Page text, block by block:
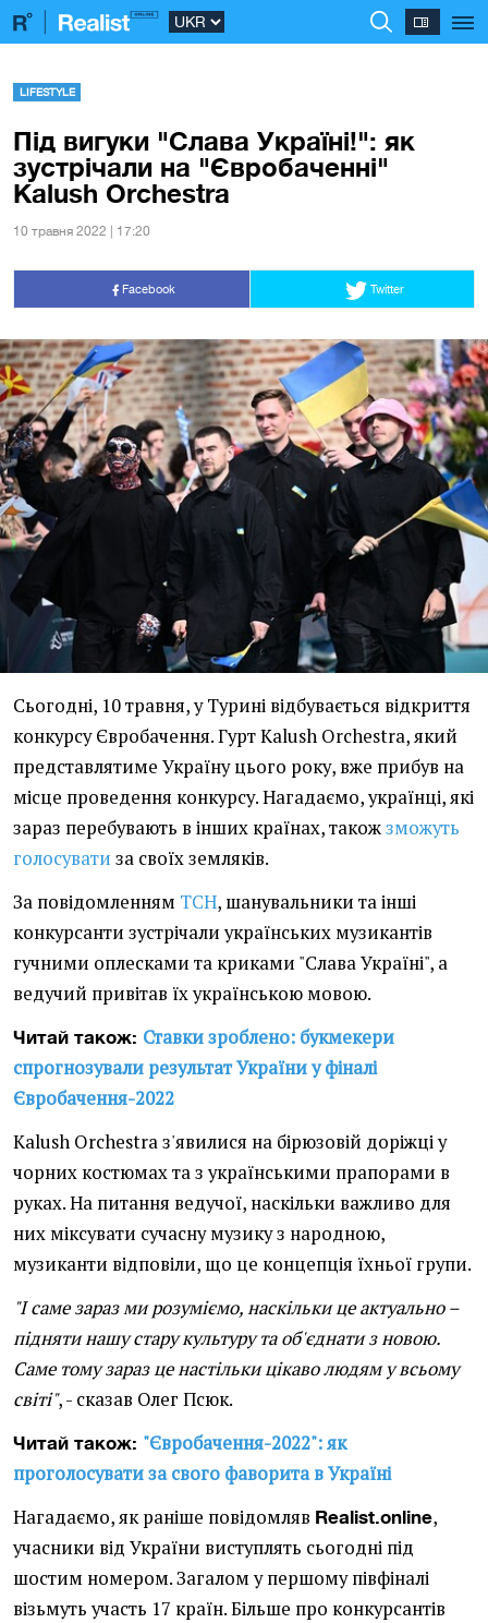
LIFESTYLE
Під вигуки "Слава Україні!": як
зустрічали на "Євробаченні"
Kalush Orchestra
10 травня 2022 | 17:20
Facebook Twitter
Сьогодні, 10 травня, у Турині відбувається відкриття
конкурсу Євробачення. Гурт Kalush Orchestra, який
представлятиме Україну цього року, вже прибув на
місце проведення конкурсу. Нагадаємо, українці, які
зараз перебувають в інших країнах, такожзможуть
голосувати за своїх земляків.
За повідомленням ТСН, шанувальники та інші
конкурсанти зустрічали українських музикантів
гучними оплесками та криками "Слава Україні", а
ведучий привітав їх українською мовою.
Читай також: Ставки зроблено: букмекери
спрогнозували результат України у фіналі
Євробачення-2022
Kalush Orchestra з'явилися на бірюзовій доріжці у
чорних костюмах та з українськими прапорами в
руках. На питання ведучої, наскільки важливо для
них міксувати сучасну музику з народною,
музиканти відповіли, що це концепція їхньої групи.
"І саме зараз ми розуміємо, наскільки це актуально –
підняти нашу стару культуру та об'єднати з новою.
Саме тому зараз це настільки цікаво людям у всьому
світі", - сказав Олег Псюк.
Читай також: "Євробачення-2022": як
проголосувати за свого фаворита в Україні
Нагадаємо, як раніше повідомляв Realist.online,
учасники від України виступлять сьогодні під
шостим номером. Загалом у першому півфіналі
візьмуть участь 17 країн. Більше про конкурсантів